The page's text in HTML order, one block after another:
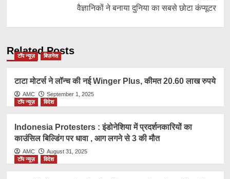
वैज्ञानिकों ने बनाया दुनिया का सबसे छोटा कंप्यूटर
Related Posts
टॉप न्यूज़ बिज़नेस
टाटा मोटर्स ने लॉन्च की नई Winger Plus, कीमत 20.60 लाख रुपये
AMC
September 1, 2025
टॉप न्यूज़
विदेश
Indonesia Protesters : इंडोनेशिया में प्रदर्शनकारियों का
काउंसिल बिल्डिंग पर धावा , आग लगने से 3 की मौत
AMC
August 31, 2025
टॉप न्यूज़
विदेश